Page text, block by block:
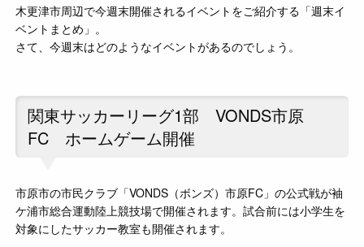
木更津市周辺で今週末開催されるイベントをご紹介する「週末イ
ベントまとめ」。
さて、今週末はどのようなイベントがあるのでしょう。
関東サッカーリーグ1部 VONDS市原
FC ホームゲーム開催
市原市の市民クラブ「VONDS（ボンズ）市原FC」の公式戦が袖
ケ浦市総合運動陸上競技場で開催されます。試合前には小学生を
対象にしたサッカー教室も開催されます。